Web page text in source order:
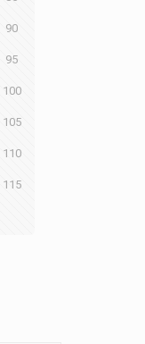
90
95
100
105
110
115